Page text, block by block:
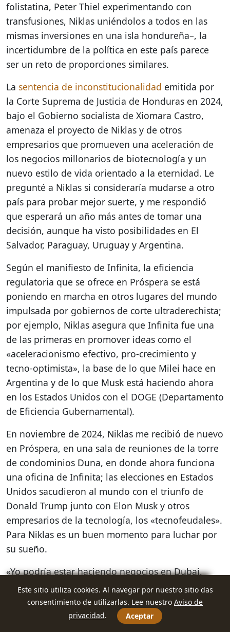
folistatina, Peter Thiel experimentando con
transfusiones, Niklas uniéndolos a todos en las
mismas inversiones en una isla hondureña–, la
incertidumbre de la política en este país parece
ser un reto de proporciones similares.
La sentencia de inconstitucionalidad emitida por
la Corte Suprema de Justicia de Honduras en 2024,
bajo el Gobierno socialista de Xiomara Castro,
amenaza el proyecto de Niklas y de otros
empresarios que promueven una aceleración de
los negocios millonarios de biotecnología y un
nuevo estilo de vida orientado a la eternidad. Le
pregunté a Niklas si consideraría mudarse a otro
país para probar mejor suerte, y me respondió
que esperará un año más antes de tomar una
decisión, aunque ha visto posibilidades en El
Salvador, Paraguay, Uruguay y Argentina.
Según el manifiesto de Infinita, la eficiencia
regulatoria que se ofrece en Próspera se está
poniendo en marcha en otros lugares del mundo
impulsada por gobiernos de corte ultraderechista;
por ejemplo, Niklas asegura que Infinita fue una
de las primeras en promover ideas como el
«aceleracionismo efectivo, pro-crecimiento y
tecno-optimista», la base de lo que Milei hace en
Argentina y de lo que Musk está haciendo ahora
en los Estados Unidos con el DOGE (Departamento
de Eficiencia Gubernamental).
En noviembre de 2024, Niklas me recibió de nuevo
en Próspera, en una sala de reuniones de la torre
de condominios Duna, en donde ahora funciona
una oficina de Infinita; las elecciones en Estados
Unidos sacudieron al mundo con el triunfo de
Donald Trump junto con Elon Musk y otros
empresarios de la tecnología, los «tecnofeudales».
Para Niklas es un buen momento para luchar por
su sueño.
«Yo podría estar haciendo negocios en Dubai,
pero prefiero hacerlo aquí o en Latinoamérica,
porque en Dubai ya todos son ricos, aquí mi
trabajo tiene más impacto. En un año, las cosas
Este sitio utiliza cookies. Al navegar por nuestro sitio das
consentimiento de utilizarlas. Lee nuestro Aviso de
privacidad. Aceptar